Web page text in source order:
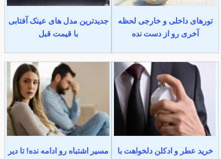
تورهای داخلی و خارجی لحظه
آخری رو از دست نده
جدیدترین مدل های عینک آفتابی
با قیمت قبل
خرید عطر و ادکلن دلخواهت با
مسیر اشتباه رو ادامه نده! تا دیر